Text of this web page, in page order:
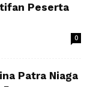
Peserta
0
Patra Niaga